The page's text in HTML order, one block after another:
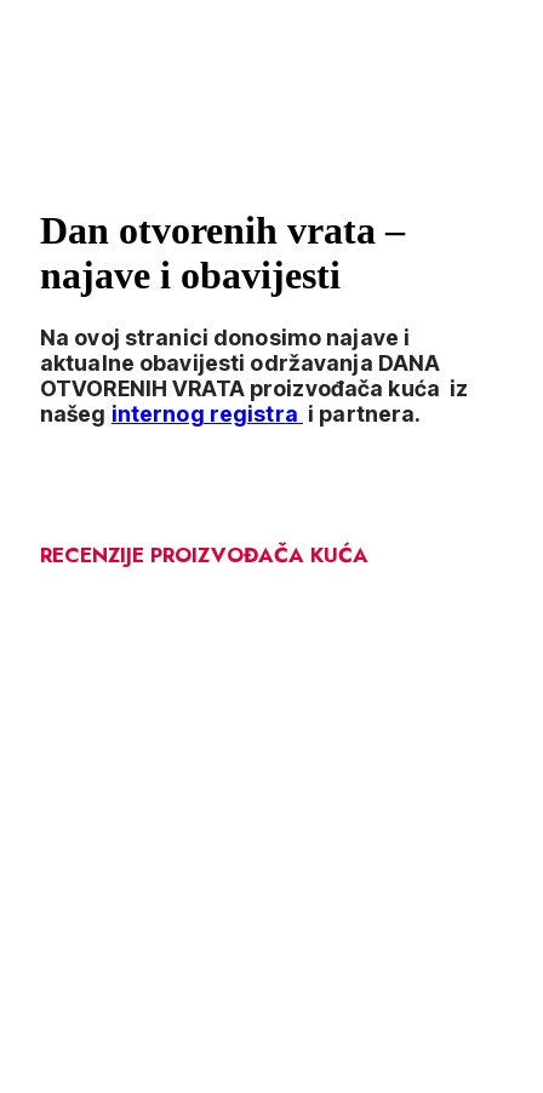
Dan otvorenih vrata –
najave i obavijesti
Na ovoj stranici donosimo najave i
aktualne obavijesti održavanja DANA
OTVORENIH VRATA proizvođača kuća iz
našeg internog registra i partnera.
RECENZIJE PROIZVOĐAČA KUĆA